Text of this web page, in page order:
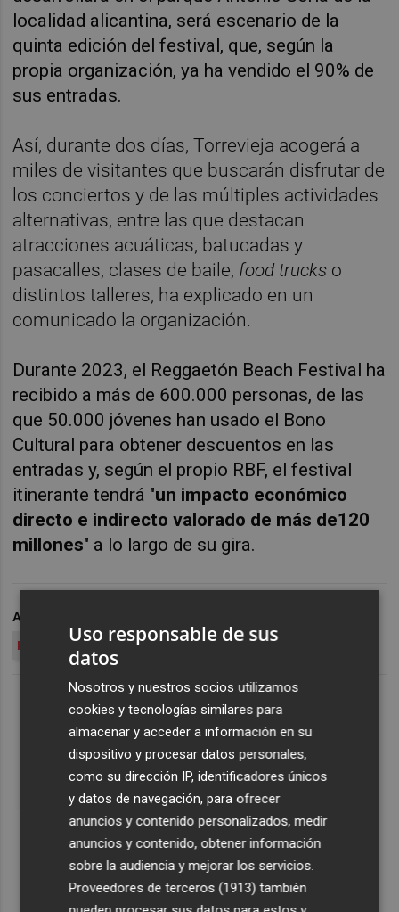
localidad alicantina, será escenario de la
quinta edición del festival, que, según la
propia organización, ya ha vendido el 90% de
sus entradas.
Así, durante dos días, Torrevieja acogerá a
miles de visitantes que buscarán disfrutar de
los conciertos y de las múltiples actividades
alternativas, entre las que destacan
atracciones acuáticas, batucadas y
pasacalles, clases de baile, food trucks o
distintos talleres, ha explicado en un
comunicado la organización.
Durante 2023, el Reggaetón Beach Festival ha
recibido a más de 600.000 personas, de las
que 50.000 jóvenes han usado el Bono
Cultural para obtener descuentos en las
entradas y, según el propio RBF, el festival
itinerante tendrá "un impacto económico
directo e indirecto valorado de más de120
millones" a lo largo de su gira.
ARCHIVADO EN
REGGAETÓN BEACH FESTIVAL
Uso responsable de sus
datos
Nosotros y nuestros socios utilizamos
cookies y tecnologías similares para
almacenar y acceder a información en su
dispositivo y procesar datos personales,
como su dirección IP, identificadores únicos
y datos de navegación, para ofrecer
anuncios y contenido personalizados, medir
anuncios y contenido, obtener información
sobre la audiencia y mejorar los servicios.
Proveedores de terceros (1913) también